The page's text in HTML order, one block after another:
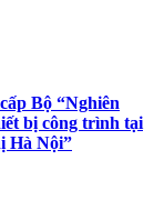
Bộ “Nghiên
bị công trình tại
Hà Nội”